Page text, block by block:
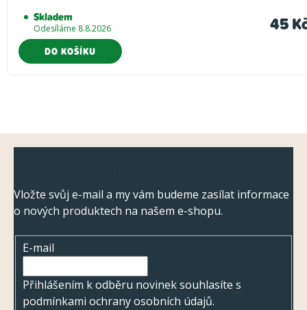
Skladem
Odesíláme 8.8.2026 45
DO KOŠÍKU
Vložte svůj e-mail a my vám budeme zasílat informace
o nových produktech na našem e-shopu.
E-mail
Přihlášením k odběru novinek souhlasíte s
podmínkami ochrany osobních údajů.